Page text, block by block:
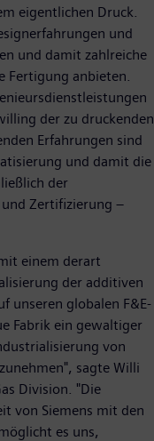
eigentlichen Druck.
und
und damit zahlreiche
Fertigung anbieten.
der zu druckenden
Erfahrungen sind
und damit die
der
Zertifizierung –
einem derart
der additiven
unseren globalen F&E-
Fabrik ein gewaltiger
von
sagte Willi
Division. "Die
von Siemens mit den
es uns,